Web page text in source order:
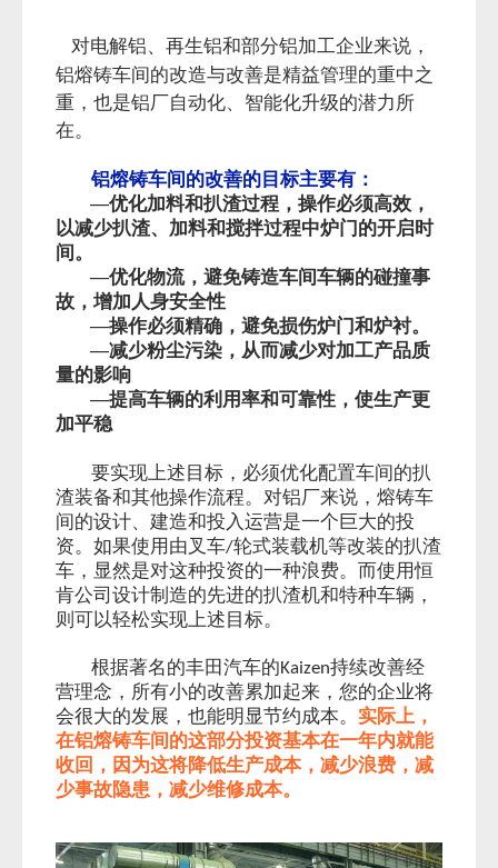
对电解铝、再生铝和部分铝加工企业来说，
铝熔铸车间的改造与改善是精益管理的重中之
重，也是铝厂自动化、智能化升级的潜力所
在。
铝熔铸车间的改善的目标主要有：
—优化加料和扒渣过程，操作必须高效，
以减少扒渣、加料和搅拌过程中炉门的开启时
间。
—优化物流，避免铸造车间车辆的碰撞事
故，增加人身安全性
—操作必须精确，避免损伤炉门和炉衬。
—减少粉尘污染，从而减少对加工产品质
量的影响
—提高车辆的利用率和可靠性，使生产更
加平稳
要实现上述目标，必须优化配置车间的扒
渣装备和其他操作流程。对铝厂来说，熔铸车
间的设计、建造和投入运营是一个巨大的投
资。如果使用由叉车/轮式装载机等改装的扒渣
车，显然是对这种投资的一种浪费。而使用恒
肯公司设计制造的先进的扒渣机和特种车辆，
则可以轻松实现上述目标。
根据著名的丰田汽车的Kaizen持续改善经
营理念，所有小的改善累加起来，您的企业将
会很大的发展，也能明显节约成本。 实际上，
在铝熔铸车间的这部分投资基本在一年内就能
收回，因为这将降低生产成本，减少浪费，减
少事故隐患，减少维修成本。